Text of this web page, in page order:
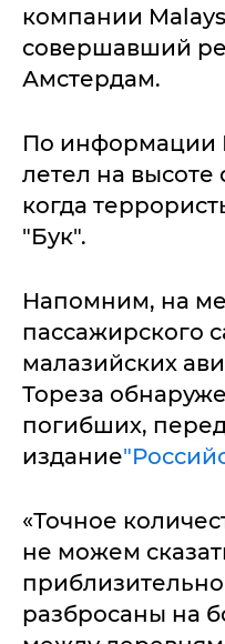
компании
совершавший
Амстердам.
По информации
летел на высоте
когда
"Бук".
Напомним, на
пассажирского
малазийских
Тореза
погибших,
издание
«Точное
не можем
разбросаны на